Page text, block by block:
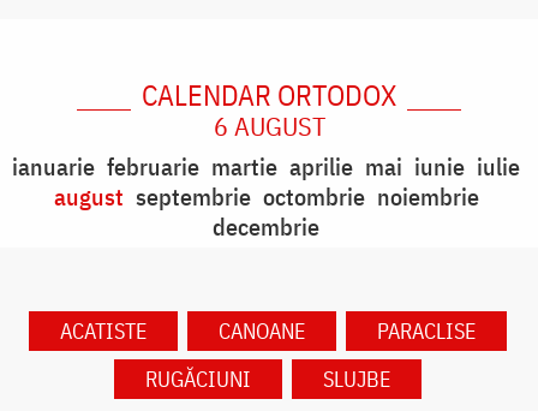
CALENDAR ORTODOX
6 AUGUST
ianuarie februarie martie aprilie mai iunie iulie
august septembrie octombrie noiembrie
decembrie
ACATISTE CANOANE
PARACLISE
RUGĂCIUNI
SLUJBE